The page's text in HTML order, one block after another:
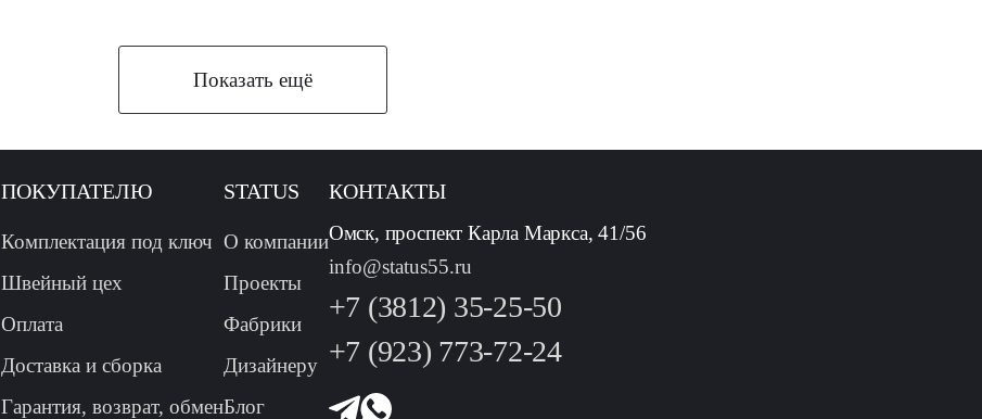
Показать ещё
ПОКУПАТЕЛЮ
Комплектация под ключ
Швейный цех
Оплата
Доставка и сборка
Гарантия, возврат, обмен
STATUS
О компании
Проекты
Фабрики
Дизайнеру
Блог
КОНТАКТЫ
Омск, проспект Карла Маркса, 41/56
info@status55.ru
+7 (3812) 35-25-50
+7 (923) 773-72-24